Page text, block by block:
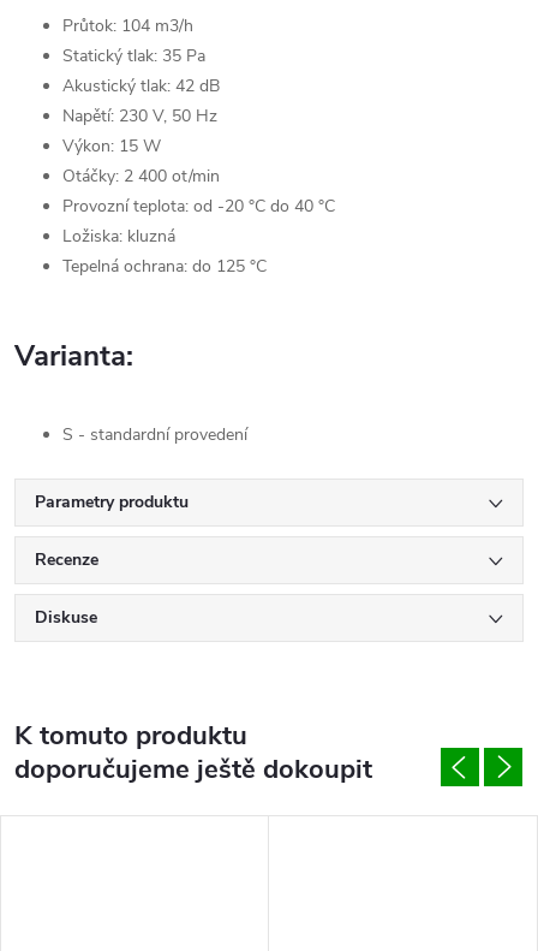
Průtok: 104 m3/h
Statický tlak: 35 Pa
Akustický tlak: 42 dB
Napětí: 230 V, 50 Hz
Výkon: 15 W
Otáčky: 2 400 ot/min
Provozní teplota: od -20 °C do 40 °C
Ložiska: kluzná
Tepelná ochrana: do 125 °C
Varianta:
S - standardní provedení
Parametry produktu
Recenze
Diskuse
K tomuto produktu
doporučujeme ještě dokoupit